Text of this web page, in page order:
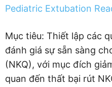
Pediatric Extubation
Mục tiêu: Thiết lập các
đánh giá sự sẵn sàng
(NKQ), với mục đích
quan đến thất bại rút